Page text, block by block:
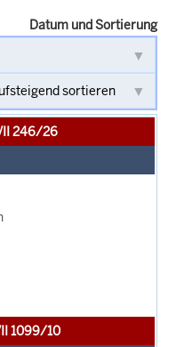
Datum und Sortierung
246/26
1099/10